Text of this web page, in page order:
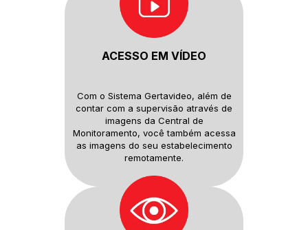
ACESSO EM VÍDEO
Com o Sistema Gertavideo, além de
contar com a supervisão através de
imagens da Central de
Monitoramento, você também acessa
as imagens do seu estabelecimento
remotamente.